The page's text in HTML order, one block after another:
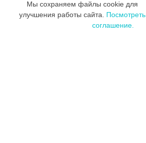
Ваминцева Марина Николаевна
Цевкалюк Юлия Ивановна
Мы cохраняем файлы cookie для
улучшения работы сайта. Посмотреть
соглашение.